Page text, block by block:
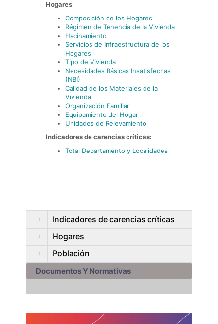
Hogares:
Composición de los Hogares
Régimen de Tenencia de la Vivienda
Hacinamiento
Servicios de Infraestructura de los
Hogares
Tipo de Vivienda
Necesidades Básicas Insatisfechas
(NBI)
Calidad de los Materiales de la
Vivienda
Organización Familiar
Equipamiento del Hogar
Unidades de Relevamiento
Indicadores de carencias críticas:
Total Departamento y Localidades
Indicadores de carencias críticas
Hogares
Población
Documentos Y Normativas